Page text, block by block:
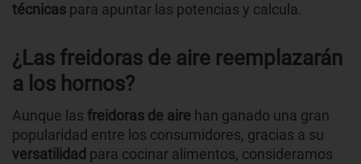
técnicas para apuntar las potencias y calcula.
¿Las freidoras de aire reemplazarán
a los hornos?
Aunque las freidoras de aire han ganado una gran
popularidad entre los consumidores, gracias a su
versatilidad para cocinar alimentos, consideramos